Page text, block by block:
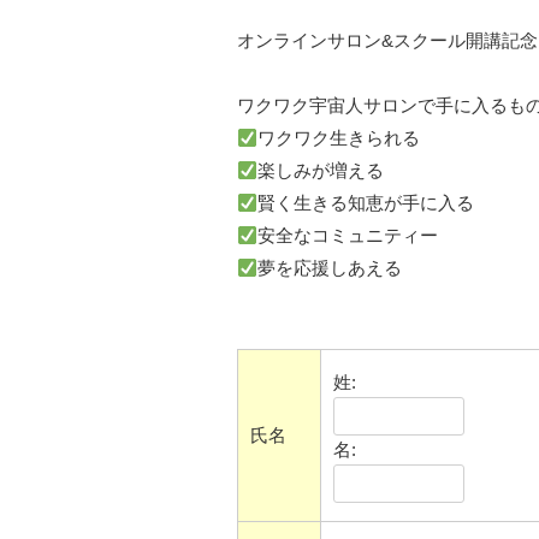
オンラインサロン&スクール開講記念
ワクワク宇宙人サロンで手に入るも
ワクワク生きられる
楽しみが増える
賢く生きる知恵が手に入る
安全なコミュニティー
夢を応援しあえる
氏名
姓:
名: